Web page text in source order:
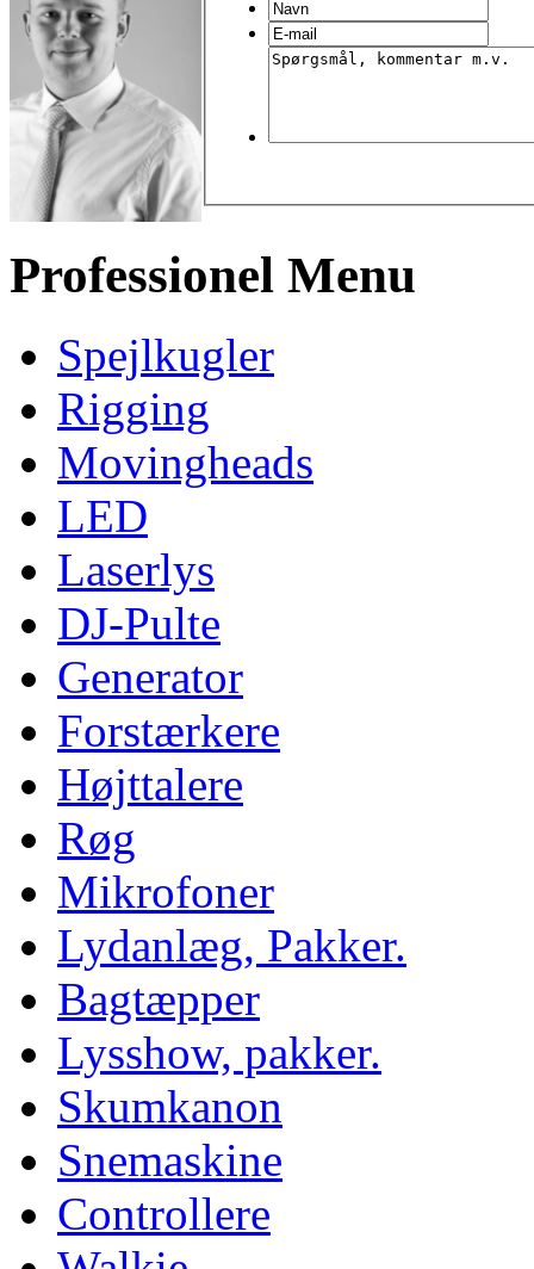
Professionel Menu
Spejlkugler
Rigging
Movingheads
LED
Laserlys
DJ-Pulte
Generator
Forstærkere
Højttalere
Røg
Mikrofoner
Lydanlæg, Pakker.
Bagtæpper
Lysshow, pakker.
Skumkanon
Snemaskine
Controllere